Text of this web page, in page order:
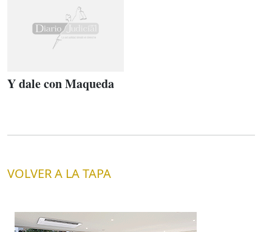
Y dale con Maqueda
VOLVER A LA TAPA